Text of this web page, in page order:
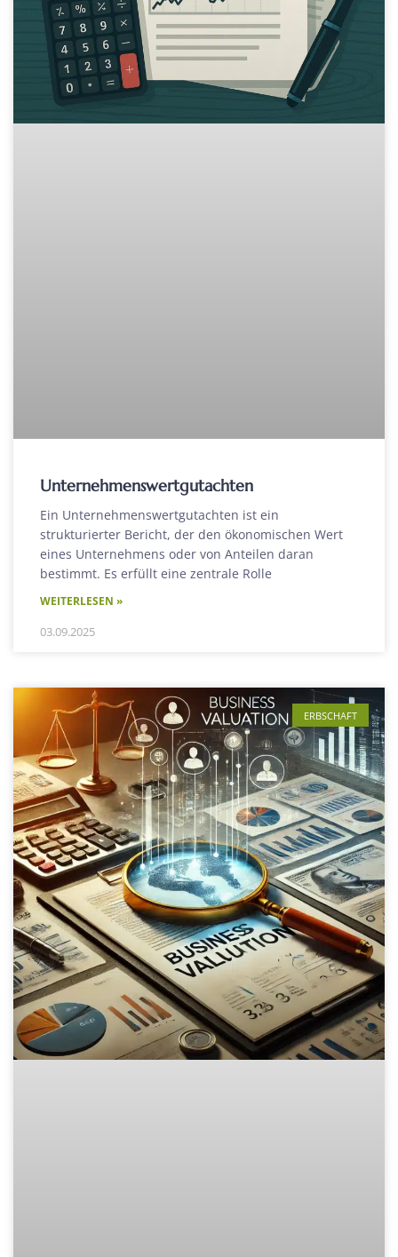
Unternehmenswertgutachten
Ein Unternehmenswertgutachten ist ein
strukturierter Bericht, der den ökonomischen Wert
eines Unternehmens oder von Anteilen daran
bestimmt. Es erfüllt eine zentrale Rolle
WEITERLESEN »
03.09.2025
ERBSCHAFT